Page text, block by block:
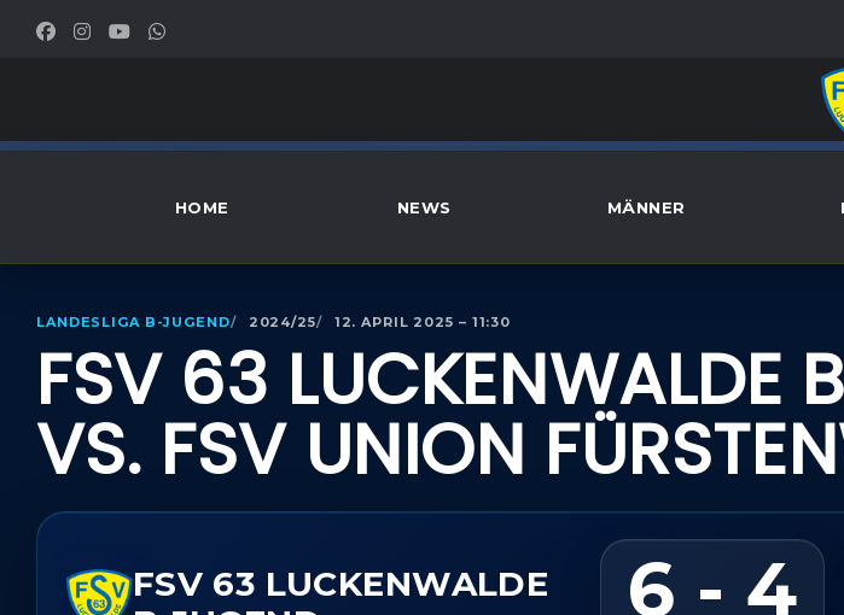
HOME NEWS MÄNNER
LANDESLIGA B-JUGEND 2024/25 12. APRIL 2025 – 11:30
FSV 63 LUCKENWALDE
VS. FSV UNION
FSV 63 LUCKENWALDE
6 - 4